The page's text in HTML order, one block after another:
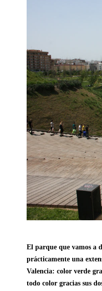
El parque que vamos a
prácticamente una
Valencia: color verde
todo color gracias sus